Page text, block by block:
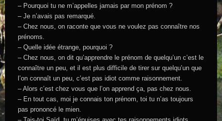
– Pourquoi tu ne m’appelles jamais par mon prénom ?
– Je n’avais pas remarqué.
– Chez nous, on raconte que vous ne voulez pas connaître nos
prénoms.
– Quelle idée étrange, pourquoi ?
– Chez nous, on dit qu’apprendre le prénom de quelqu’un c’est le
connaître un peu, et il est plus difficile de tirer sur quelqu’un que
l’on connaît un peu, c’est pas idiot comme raisonnement.
– Alors c’est chez vous que l’on apprend ça, pas chez nous.
– En tout cas, moi je connais ton prénom, toi tu n’as toujours
pas prononcé le mien.